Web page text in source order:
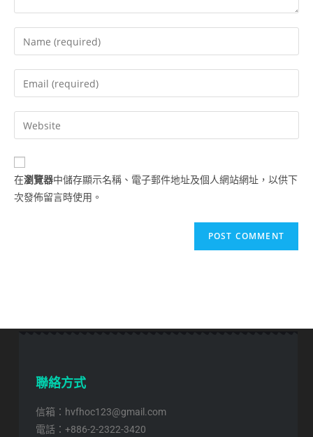
在瀏覽器中儲存顯示名稱、電子郵件地址及個人網站網址，以供下
次發佈留言時使用。
聯絡方式
信箱：hvfhoc123@gmail.com
電話：+886-2-2322-3420